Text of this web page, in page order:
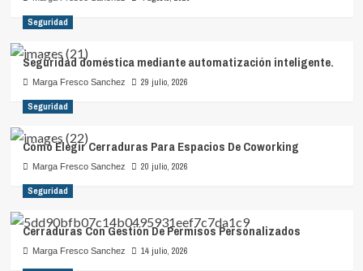
Seguridad
Seguridad doméstica mediante automatización inteligente.
Marga Fresco Sanchez 29 julio, 2026
Seguridad
Cómo Elegir Cerraduras Para Espacios De Coworking
Marga Fresco Sanchez 20 julio, 2026
Seguridad
Cerraduras Con Gestión De Permisos Personalizados
Marga Fresco Sanchez 14 julio, 2026